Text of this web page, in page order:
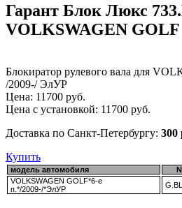
Гарант Блок Люкс
VOLKSWAGEN GOLF
Блокиратор рулевого вала для
/2009-/ ЭлУР
Цена: 11700 руб.
Цена с установкой: 11700 руб.
Доставка по Санкт-Петербургу: 300
Купить
модель автомобиля
VOLKSWAGEN GOLF*6-е
п.*/2009-/*ЭлУР